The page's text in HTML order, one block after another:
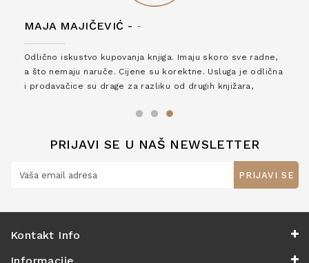
MAJA MAJIČEVIĆ - -
Odlično iskustvo kupovanja knjiga. Imaju skoro sve radne,
a što nemaju naruče. Cijene su korektne. Usluga je odlična
i prodavačice su drage za razliku od drugih knjižara,
PRIJAVI SE U NAŠ NEWSLETTER
PRIJAVI SE
Kontakt Info